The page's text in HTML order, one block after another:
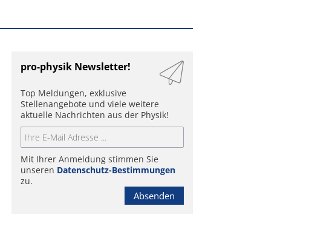
pro-physik Newsletter!
Top Meldungen, exklusive
Stellenangebote und viele weitere
aktuelle Nachrichten aus der Physik!
Mit Ihrer Anmeldung stimmen Sie
unseren Datenschutz-Bestimmungen
zu.
Absenden